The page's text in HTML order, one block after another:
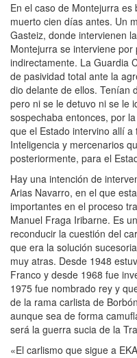
En el caso de Montejurra
muerto cien días antes. Un
Gasteiz, donde intervienen
Montejurra se interviene
indirectamente. La Guardia
de pasividad total ante la
dio delante de ellos. Tenían
pero ni se le detuvo ni se le
sospechaba entonces, por
que el Estado intervino allí
Inteligencia y mercenarios
posteriormente, para el
Hay una intención de
Arias Navarro, en el que
importantes en el proceso
Manuel Fraga Iribarne. Es
reconducir la cuestión del
que era la solución
muy atras. Desde 1948
Franco y desde 1968 fue
1975 fue nombrado rey y
de la rama carlista de
aunque sea de forma
será la guerra sucia de la
«El carlismo que sigue a